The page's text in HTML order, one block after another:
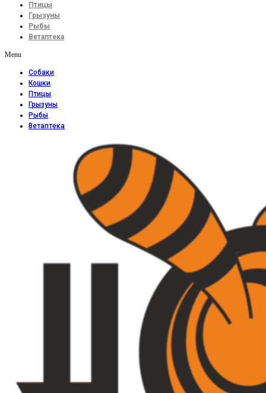
Птицы
Грызуны
Рыбы
Ветаптека
Menu
Собаки
Кошки
Птицы
Грызуны
Рыбы
Ветаптека